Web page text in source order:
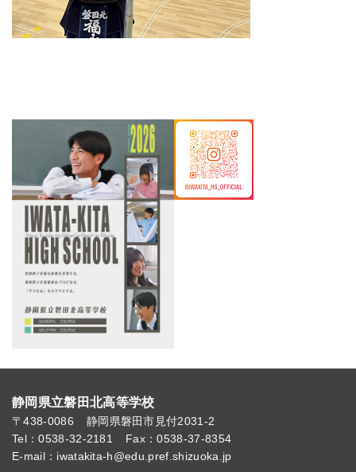
静岡県立磐田北高等学校
〒438-0086
静岡県磐田市見付2031-2
Tel：0538-32-2181
Fax：0538-37-8354
E-mail：iwatakita-h@edu.pref.shizuoka.jp